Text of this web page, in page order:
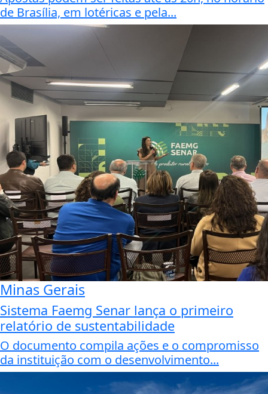
de Brasília, em lotéricas e pela...
Minas Gerais
Sistema Faemg Senar lança o primeiro
relatório de sustentabilidade
O documento compila ações e o compromisso
da instituição com o desenvolvimento...